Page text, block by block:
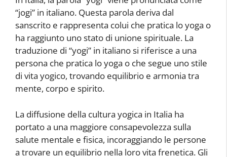
“jogi” in italiano. Questa parola deriva dal
sanscrito e rappresenta colui che pratica lo yoga o
ha raggiunto uno stato di unione spirituale. La
traduzione di “yogi” in italiano si riferisce a una
persona che pratica lo yoga o che segue uno stile
di vita yogico, trovando equilibrio e armonia tra
mente, corpo e spirito.
La diffusione della cultura yogica in Italia ha
portato a una maggiore consapevolezza sulla
salute mentale e fisica, incoraggiando le persone
a trovare un equilibrio nella loro vita frenetica. Gli